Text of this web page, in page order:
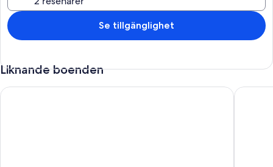
Se tillgänglighet
Liknande boenden
I Anjou i slottets grönsaksträdgård, Fred, blomma ochLa Villa